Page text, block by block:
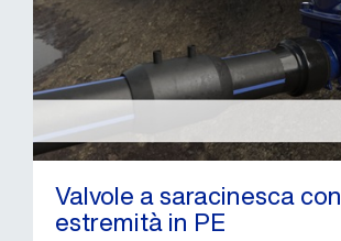
Valvole a saracinesca con
estremità in PE